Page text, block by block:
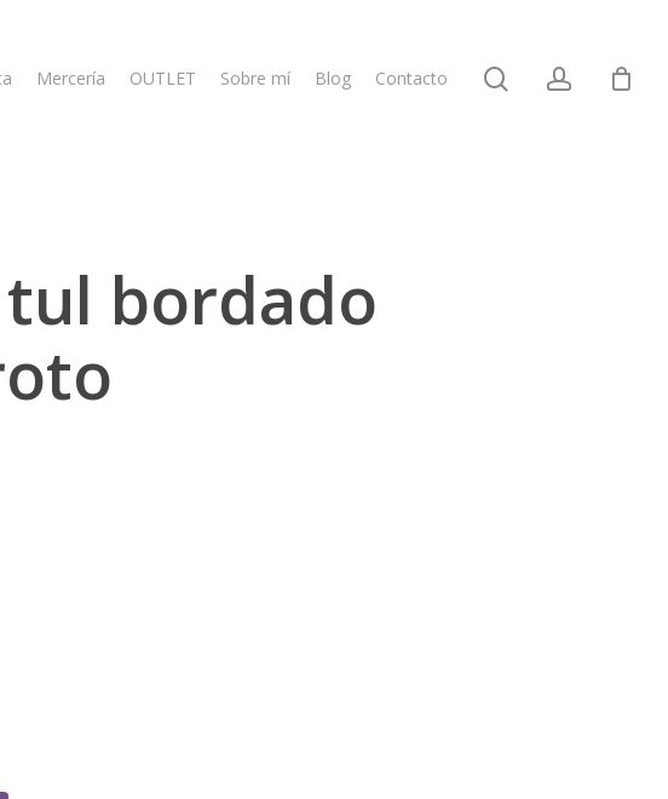
Mercería OUTLET Sobre mí Blog Contacto searchaccount
bordado